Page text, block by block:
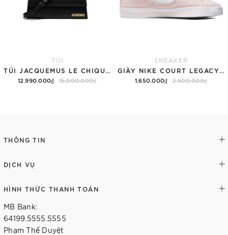
TÚI
12.990.000₫ 15.000.000₫
SNEAKER
1.650.000₫ 2.500.000₫
THÔNG TIN
DỊCH VỤ
HÌNH THỨC THANH TOÁN
MB Bank:
64199.5555.5555
Phạm Thế Duyệt